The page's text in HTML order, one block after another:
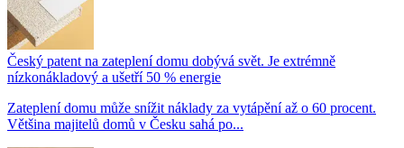
Český patent na zateplení domu dobývá svět. Je extrémně
nízkonákladový a ušetří 50 % energie
Zateplení domu může snížit náklady za vytápění až o 60 procent.
Většina majitelů domů v Česku sahá po...